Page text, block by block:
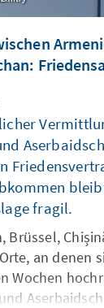
bis zum
Einblicken und
fragil.
Brüssel,
an denen
Wochen